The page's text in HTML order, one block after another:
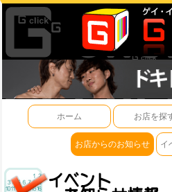
ホーム お店を探
お店からのお知らせ イ